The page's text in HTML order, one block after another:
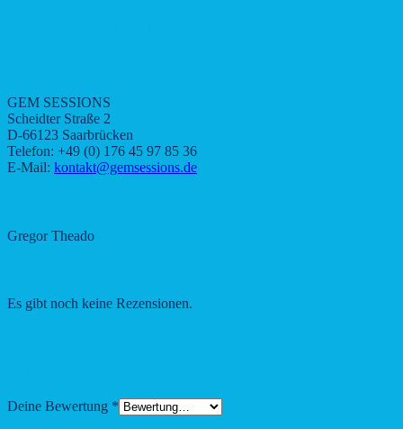
GEM SESSIONS
Scheidter Straße 2
D-66123 Saarbrücken
Telefon: +49 (0) 176 45 97 85 36
E-Mail: kontakt@gemsessions.de
Gregor Theado
Es gibt noch keine Rezensionen.
Deine Bewertung *